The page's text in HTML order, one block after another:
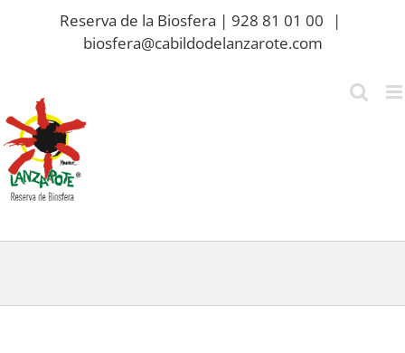
Reserva de la Biosfera | 928 81 01 00
|
biosfera@cabildodelanzarote.com